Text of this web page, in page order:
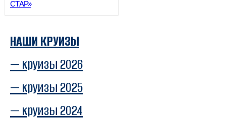
СТАР»
НАШИ КРУИЗЫ
— круизы 2026
— круизы 2025
— круизы 2024